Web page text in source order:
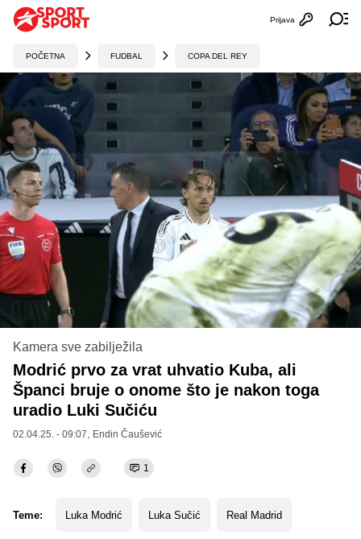
Otvori
Prijava
POČETNA FUDBAL COPA DEL REY
Kamera sve zabilježila
Modrić prvo za vrat uhvatio Kuba, ali
Španci bruje o onome što je nakon toga
uradio Luki Sučiću
02.04.25. - 09:07, Endin Čaušević
1
Teme: Luka Modrić Luka Sučić Real Madrid